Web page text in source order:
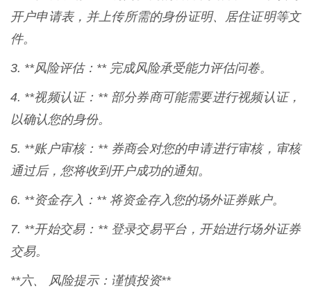
开户申请表，并上传所需的身份证明、居住证明等文
件。
3. **风险评估：** 完成风险承受能力评估问卷。
4. **视频认证：** 部分券商可能需要进行视频认证，
以确认您的身份。
5. **账户审核：** 券商会对您的申请进行审核，审核
通过后，您将收到开户成功的通知。
6. **资金存入：** 将资金存入您的场外证券账户。
7. **开始交易：** 登录交易平台，开始进行场外证券
交易。
**六、 风险提示：谨慎投资**